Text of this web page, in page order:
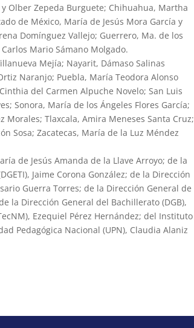
Olber Zepeda Burguete; Chihuahua, Martha
de México, María de Jesús Mora García y
Domínguez Vallejo; Guerrero, Ma. de los
Mario Sámano Molgado.
Mejía; Nayarit, Dámaso Salinas
Naranjo; Puebla, María Teodora Alonso
del Carmen Alpuche Novelo; San Luis
Sonora, María de los Ángeles Flores García;
Morales; Tlaxcala, Amira Meneses Santa Cruz;
Sosa; Zacatecas, María de la Luz Méndez
de Jesús Amanda de la Llave Arroyo; de la
Jaime Corona González; de la Dirección
Guerra Torres; de la Dirección General de
la Dirección General del Bachillerato (DGB),
Ezequiel Pérez Hernández; del Instituto
Pedagógica Nacional (UPN), Claudia Alaniz